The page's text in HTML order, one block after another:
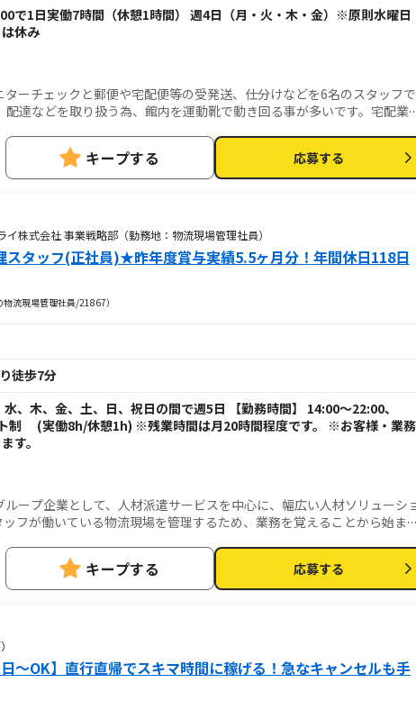
で1日実働7時間（休憩1時間） 週4日（月・火・木・金）※原則水曜日
休み
ーチェックと郵便や宅配便等の受発送、仕分けなどを6名のスタッフで
達などを取り扱う為、館内を運動靴で動き回る事が多いです。宅配業
キープする 応募する
株式会社 事業戦略部（勤務地：物流現場管理社員）
タッフ(正社員)★昨年度賞与実績5.5ヶ月分！年間休日118日
流現場管理社員/21867）
徒歩7分
水、木、金、土、日、祝日の間で週5日 【勤務時間】 14:00～22:00、
制 (実働8h/休憩1h) ※残業時間は月20時間程度です。 ※お客様・業務
す。
ープ企業として、人材派遣サービスを中心に、幅広い人材ソリューシ
フが働いている物流現場を管理するため、業務を覚えることから始ま
キープする 応募する
～OK】直行直帰でスキマ時間に稼げる！急なキャンセルも手